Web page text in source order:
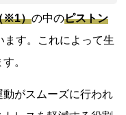
※1）の中のピストン
ます。これによって生
。
がスムーズに行われ